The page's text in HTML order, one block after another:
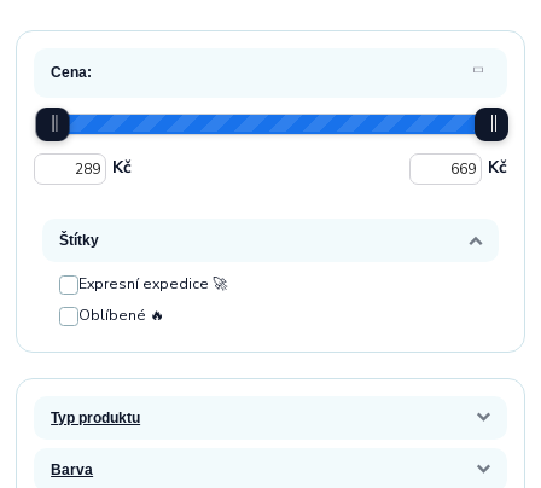
Cena:
Kč Kč
Štítky
Expresní expedice 🚀
Oblíbené 🔥
Typ produktu
Barva